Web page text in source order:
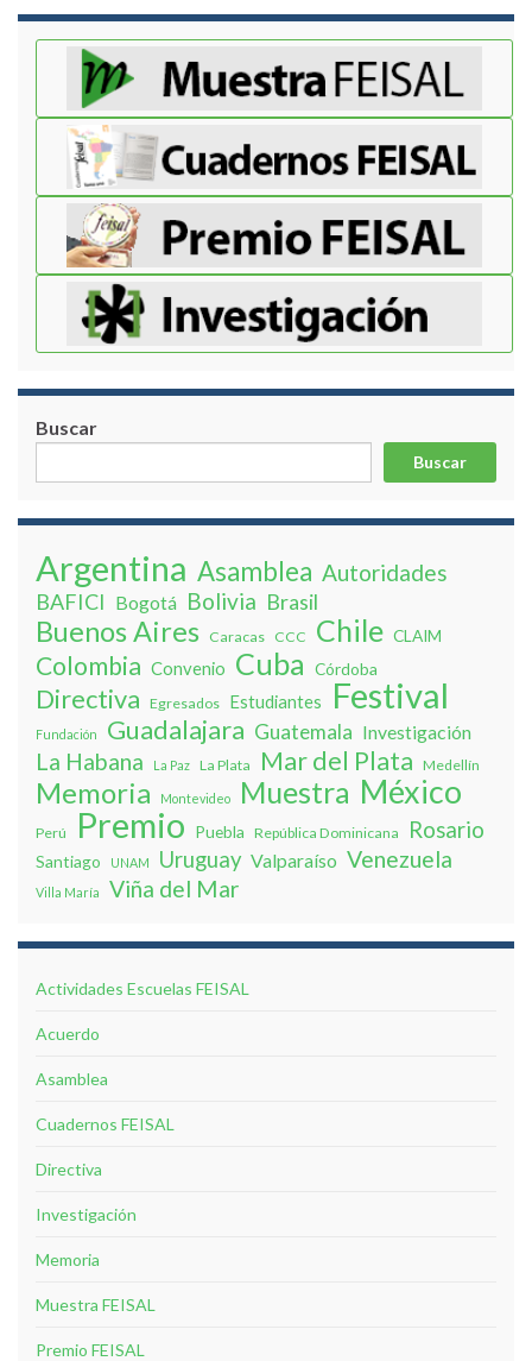
Buscar
Buscar
Argentina Asamblea Autoridades
BAFICI Bogotá Bolivia Brasil
Buenos Aires Caracas CCC Chile CLAIM
Colombia Convenio Cuba Córdoba
Directiva Egresados Estudiantes Festival
Fundación Guadalajara Guatemala Investigación
La Habana La Paz La Plata Mar del Plata Medellín
Memoria Montevideo Muestra México
Perú Premio Puebla República Dominicana Rosario
Santiago UNAM Uruguay Valparaíso Venezuela
Villa Marí­a Viña del Mar
Actividades Escuelas FEISAL
Acuerdo
Asamblea
Cuadernos FEISAL
Directiva
Investigación
Memoria
Muestra FEISAL
Premio FEISAL